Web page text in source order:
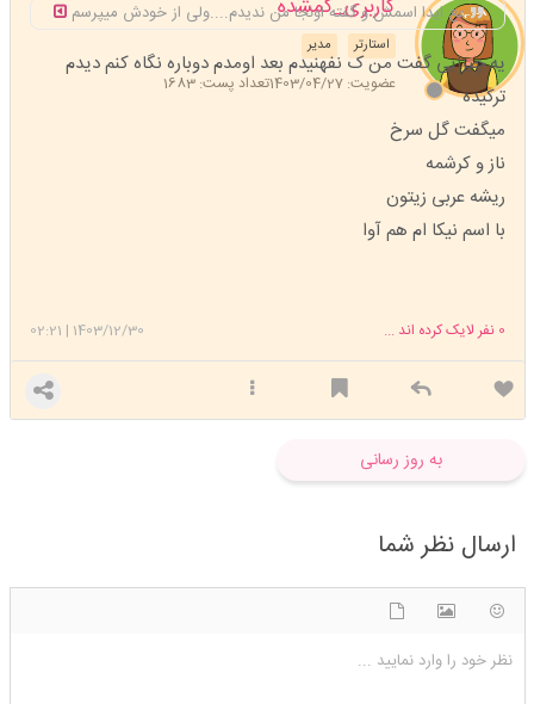
مدیر استارتر
عضویت: 1403/04/27 تعداد پست: 1683
عع ایدا اسمش و گفته اونجا من ندیدم....ولی از خودش میپرسم
یه چیزایی گفت من ک نفهنیدم بعد اومدم دوباره نگاه کنم دیدم
ترکیده
میگفت گل سرخ
ناز و کرشمه
ریشه عربی زیتون
با اسم نیکا ام هم آوا
1403/12/30
|
02:21 0 نفر لایک کرده اند ...
به روز رسانی
ارسال نظر شما
نظر خود را وارد نمایید ...